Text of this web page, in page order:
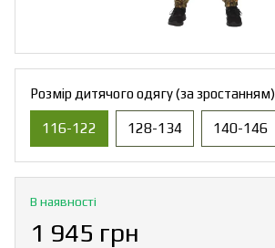
Розмір дитячого одягу (за зростанням)
116-122 128-134 140-146
В наявності
1 945 грн